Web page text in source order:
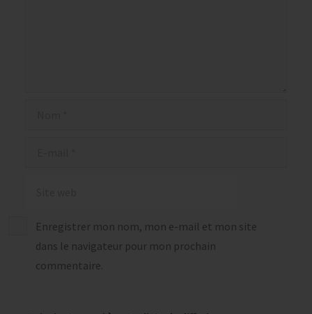
Enregistrer mon nom, mon e-mail et mon site
dans le navigateur pour mon prochain
commentaire.